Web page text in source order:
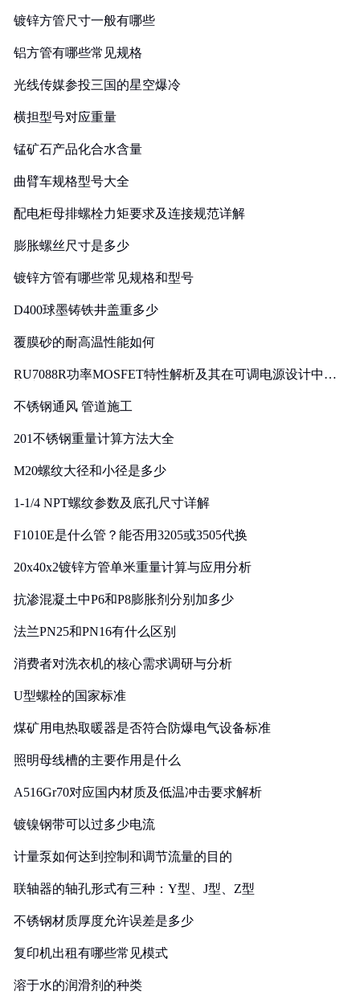
镀锌方管尺寸一般有哪些
铝方管有哪些常见规格
光线传媒参投三国的星空爆冷
横担型号对应重量
锰矿石产品化合水含量
曲臂车规格型号大全
配电柜母排螺栓力矩要求及连接规范详解
膨胀螺丝尺寸是多少
镀锌方管有哪些常见规格和型号
D400球墨铸铁井盖重多少
覆膜砂的耐高温性能如何
RU7088R功率MOSFET特性解析及其在可调电源设计中的
不锈钢通风 管道施工
201不锈钢重量计算方法大全
M20螺纹大径和小径是多少
1-1/4 NPT螺纹参数及底孔尺寸详解
F1010E是什么管？能否用3205或3505代换
20x40x2镀锌方管单米重量计算与应用分析
抗渗混凝土中P6和P8膨胀剂分别加多少
法兰PN25和PN16有什么区别
消费者对洗衣机的核心需求调研与分析
U型螺栓的国家标准
煤矿用电热取暖器是否符合防爆电气设备标准
照明母线槽的主要作用是什么
A516Gr70对应国内材质及低温冲击要求解析
镀镍钢带可以过多少电流
计量泵如何达到控制和调节流量的目的
联轴器的轴孔形式有三种：Y型、J型、Z型
不锈钢材质厚度允许误差是多少
复印机出租有哪些常见模式
溶于水的润滑剂的种类